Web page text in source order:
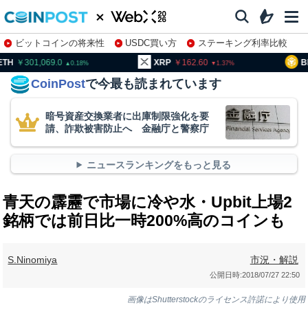
ビットコインの将来性 USDC買い方
ステーキング利率比較
株特集・関連銘柄
0.18 162.60 1.37 BNB
CoinPostで今最も読まれています
暗号資産交換業者に出庫制限強化を要
請、詐欺被害防止へ 金融庁と警察庁
ニュースランキングをもっと見る
青天の霹靂で市場に冷や水・Upbit上場2
銘柄では前日比一時200%高のコインも
S.Ninomiya 市況・解説
公開日時:2018/07/27 22:50
画像はShutterstockのライセンス許諾により使用